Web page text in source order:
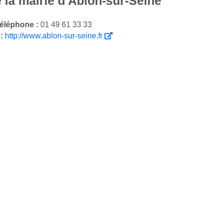
: 01 49 61 33 33
http://www.ablon-sur-seine.fr